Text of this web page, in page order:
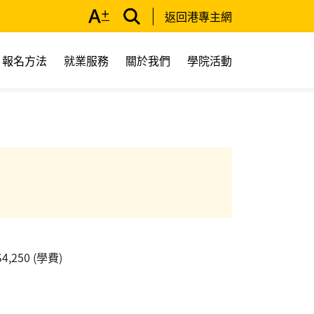
返回港專主網
報名方法 就業服務 關於我們 學院活動
(學費)